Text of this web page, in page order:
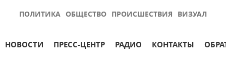
ПОЛИТИКА ОБЩЕСТВО ПРОИСШЕСТВИЯ ВИЗУАЛ
НОВОСТИ ПРЕСС-ЦЕНТР РАДИО КОНТАКТЫ